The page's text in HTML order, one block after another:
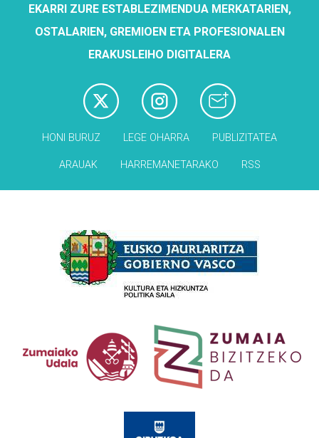
EKARRI ZURE ESTABLEZIMENDUA MERKATARIEN,
OSTALARIEN, GREMIOEN ETA PROFESIONALEN
ERAKUSLEIHO DIGITALERA
HONI BURUZ LEGE OHARRA PUBLIZITATEA
ARAUAK HARREMANETARAKO RSS